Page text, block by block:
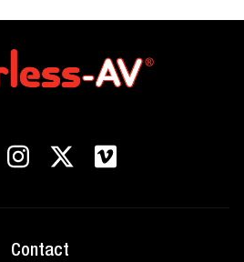
Contact